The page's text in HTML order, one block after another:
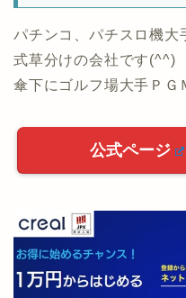
パチンコ、パチスロ機大
式草分けの会社です(^^)
傘下にゴルフ場大手ＰＧ
公式ページ